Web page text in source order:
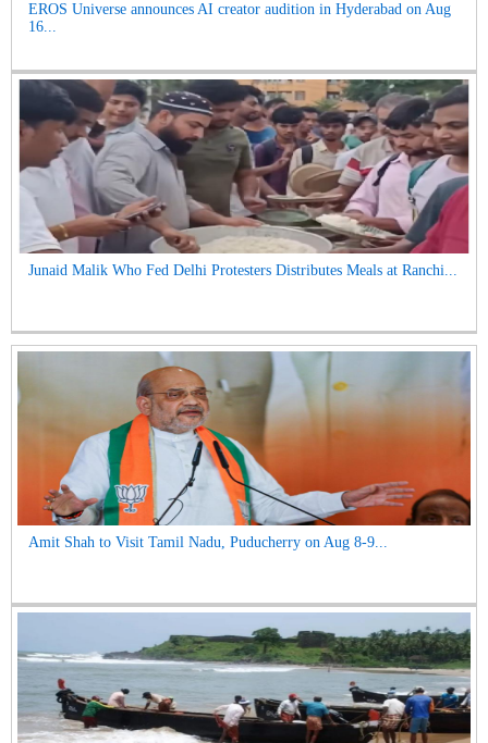
EROS Universe announces AI creator audition in Hyderabad on Aug
16...
Junaid Malik Who Fed Delhi Protesters Distributes Meals at Ranchi...
Amit Shah to Visit Tamil Nadu, Puducherry on Aug 8-9...